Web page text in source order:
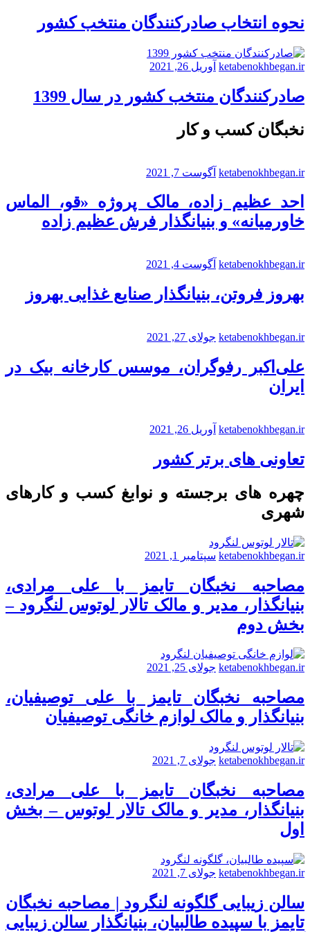
نحوه انتخاب صادرکنندگان منتخب کشور
ketabenokhbegan.ir آوریل 26, 2021
صادرکنندگان منتخب کشور در سال 1399
نخبگان کسب و کار
ketabenokhbegan.ir آگوست 7, 2021
احد عظیم زاده، مالک پروژه «قو، الماس
خاورمیانه» و بنیانگذار فرش عظیم زاده
ketabenokhbegan.ir آگوست 4, 2021
بهروز فروتن، بنیانگذار صنایع غذایی بهروز
ketabenokhbegan.ir جولای 27, 2021
علی‌اکبر رفوگران، موسس کارخانه بیک در
ایران
ketabenokhbegan.ir آوریل 26, 2021
تعاونی های برتر کشور
چهره های برجسته و نوابغ کسب و کارهای
شهری
ketabenokhbegan.ir سپتامبر 1, 2021
مصاحبه نخبگان تایمز با علی مرادی،
بنیانگذار، مدیر و مالک تالار لوتوس لنگرود –
بخش دوم
ketabenokhbegan.ir جولای 25, 2021
مصاحبه نخبگان تایمز با علی توصیفیان،
بنیانگذار و مالک لوازم خانگی توصیفیان
ketabenokhbegan.ir جولای 7, 2021
مصاحبه نخبگان تایمز با علی مرادی،
بنیانگذار، مدیر و مالک تالار لوتوس – بخش
اول
ketabenokhbegan.ir جولای 7, 2021
سالن زیبایی گلگونه لنگرود | مصاحبه نخبگان
تایمز با سپیده طالبیان، بنیانگذار سالن زیبایی